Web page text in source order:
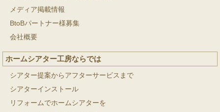
メディア掲載情報
BtoBパートナー様募集
会社概要
ホームシアター工房ならでは
シアター提案からアフターサービスまで
シアターインストール
リフォームでホームシアターを